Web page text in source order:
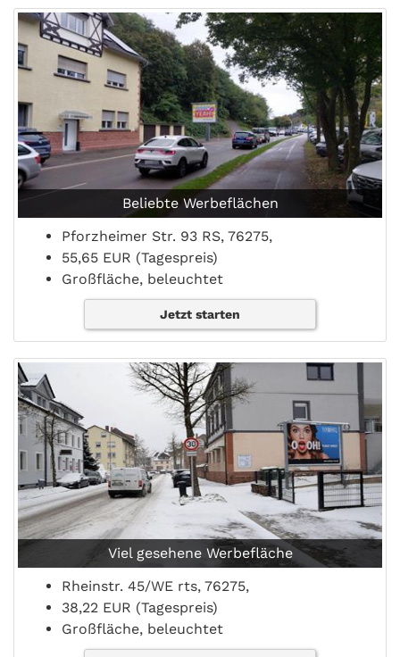
Beliebte Werbeflächen
Pforzheimer Str. 93 RS, 76275,
55,65 EUR (Tagespreis)
Großfläche, beleuchtet
Jetzt starten
Viel gesehene Werbefläche
Rheinstr. 45/WE rts, 76275,
38,22 EUR (Tagespreis)
Großfläche, beleuchtet